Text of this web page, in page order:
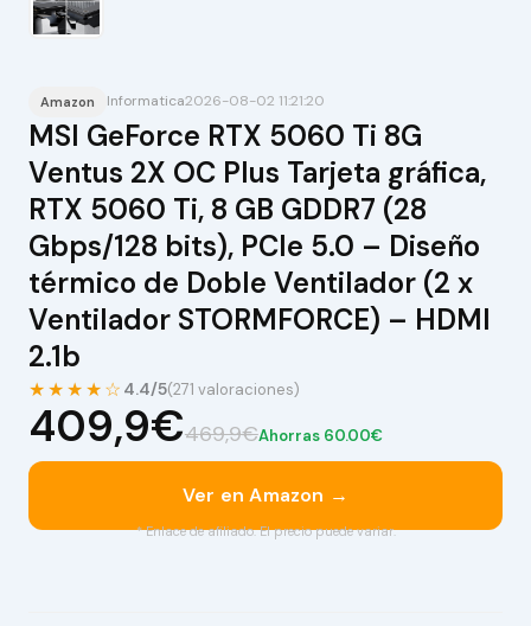
Amazon Informatica2026-08-02 11:21:20
MSI GeForce RTX 5060 Ti 8G
Ventus 2X OC Plus Tarjeta gráfica,
RTX 5060 Ti, 8 GB GDDR7 (28
Gbps/128 bits), PCIe 5.0 – Diseño
térmico de Doble Ventilador (2 x
Ventilador STORMFORCE) – HDMI
2.1b
★★★★☆ 4.4/5(271 valoraciones)
409,9€469,9€Ahorras 60.00€
Ver en Amazon →
* Enlace de afiliado. El precio puede variar.